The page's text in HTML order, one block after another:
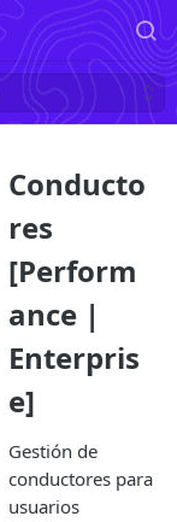
Conducto
res
[Perform
ance |
Enterpris
e]
Gestión de
conductores para
usuarios